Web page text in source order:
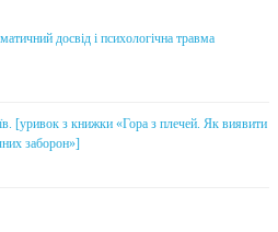
досвід і психологічна травма
[уривок з книжки «Гора з плечей. Як виявити
заборон»]